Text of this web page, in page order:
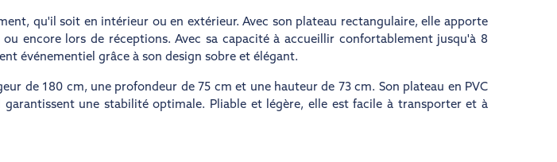
qu'il soit en intérieur ou en extérieur. Avec son plateau rectangulaire, elle apporte
encore lors de réceptions. Avec sa capacité à accueillir confortablement jusqu'à 8
événementiel grâce à son design sobre et élégant.
de 180 cm, une profondeur de 75 cm et une hauteur de 73 cm. Son plateau en PVC
une stabilité optimale. Pliable et légère, elle est facile à transporter et à